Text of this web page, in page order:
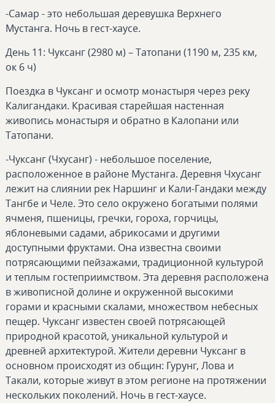
-Самар - это небольшая деревушка Верхнего
Мустанга. Ночь в гест-хаусе.
День 11: Чуксанг (2980 м) – Татопани (1190 м, 235 км,
ок 6 ч)
Поездка в Чуксанг и осмотр монастыря через реку
Калигандаки. Красивая старейшая настенная
живопись монастыря и обратно в Калопани или
Татопани.
-Чуксанг (Чхусанг) - небольшое поселение,
расположенное в районе Мустанга. Деревня Чхусанг
лежит на слиянии рек Наршинг и Кали-Гандаки между
Тангбе и Челе. Это село окружено богатыми полями
ячменя, пшеницы, гречки, гороха, горчицы,
яблоневыми садами, абрикосами и другими
доступными фруктами. Она известна своими
потрясающими пейзажами, традиционной культурой
и теплым гостеприимством. Эта деревня расположена
в живописной долине и окруженной высокими
горами и красными скалами, множеством небесных
пещер. Чуксанг известен своей потрясающей
природной красотой, уникальной культурой и
древней архитектурой. Жители деревни Чуксанг в
основном происходят из общин: Гурунг, Лова и
Такали, которые живут в этом регионе на протяжении
нескольких поколений. Ночь в гест-хаусе.